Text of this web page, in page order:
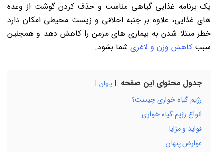
یک برنامه غذایی گیاهی مناسب و حذف کردن گوشت از وعده
های غذایی، علاوه بر جنبه اخلاقی و زیست‌ محیطی امکان دارد
خطر مبتلا شدن به بیماری های مزمن را کاهش دهد و همچنین
سبب کاهش وزن و لاغری شما بشود.
جدول محتوای این صفحه پنهان
رژیم گیاه خواری چیست؟
انواع رژیم گیاه خواری
فواید و مزایا
عوارض پنهان